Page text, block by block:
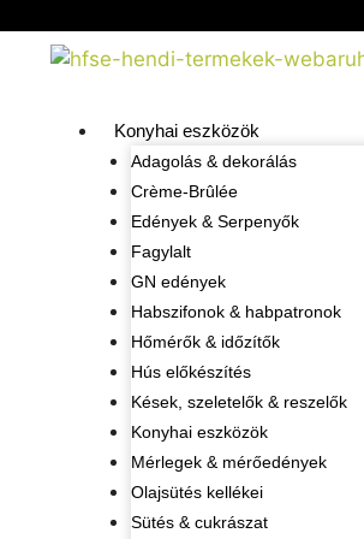
Konyhai eszközök
Adagolás & dekorálás
Crème-Brûlée
Edények & Serpenyők
Fagylalt
GN edények
Habszifonok & habpatronok
Hőmérők & időzítők
Hús előkészítés
Kések, szeletelők & reszelők
Konyhai eszközök
Mérlegek & mérőedények
Olajsütés kellékei
Sütés & cukrászat